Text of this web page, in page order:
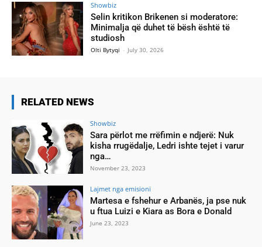
Showbiz
Selin kritikon Brikenen si moderatore:
Minimalja që duhet të bësh është të
studiosh
Olti Bytyqi - July 30, 2026
RELATED NEWS
Showbiz
Sara përlot me rrëfimin e ndjerë: Nuk
kisha rrugëdalje, Ledri ishte tejet i varur
nga…
November 23, 2023
Lajmet nga emisioni
Martesa e fshehur e Arbanës, ja pse nuk
u ftua Luizi e Kiara as Bora e Donald
June 23, 2023